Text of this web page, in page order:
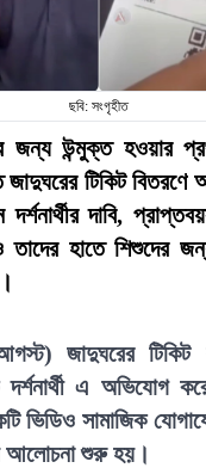
ছবি: সংগৃহীত
জন্য উন্মুক্ত হওয়ার
টিকিট বিতরণে
দাবি,
হাতে শিশুদের জন্য
জাদুঘরের টিকিট
এ অভিযোগ
ভিডিও সামাজিক
আলোচনা শুরু হয়।